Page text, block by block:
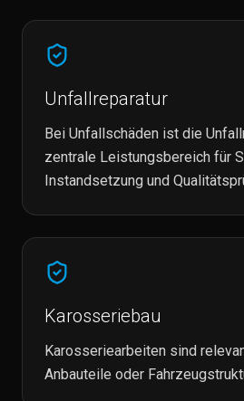
Unfallreparatur
Bei Unfallschäden ist die
zentrale Leistungsbereich für
Instandsetzung und
Karosseriebau
Karosseriearbeiten sind
Anbauteile oder